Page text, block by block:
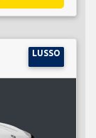
LUSSO